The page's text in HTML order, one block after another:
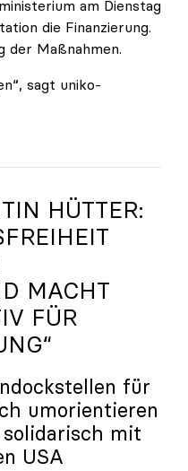
am Dienstag
die Finanzierung.
der Maßnahmen.
sagt uniko-
zunehmende Gefahr
HÜTTER:
MACHT
FÜR
für
umorientieren
mit
USA